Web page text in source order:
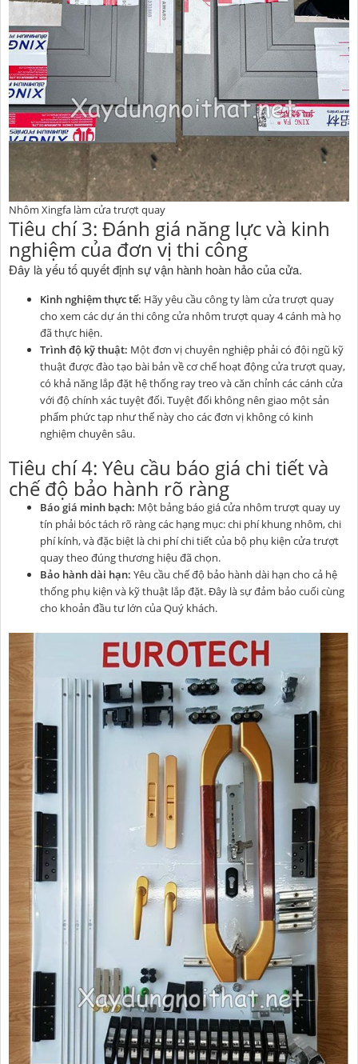
Nhôm Xingfa làm cửa trượt quay
Tiêu chí 3: Đánh giá năng lực và kinh
nghiệm của đơn vị thi công
Đây là yếu tố quyết định sự vận hành hoàn hảo của cửa.
Kinh nghiệm thực tế: Hãy yêu cầu công ty làm cửa trượt quay
cho xem các dự án thi công cửa nhôm trượt quay 4 cánh mà họ
đã thực hiện.
Trình độ kỹ thuật: Một đơn vị chuyên nghiệp phải có đội ngũ kỹ
thuật được đào tạo bài bản về cơ chế hoạt động cửa trượt quay,
có khả năng lắp đặt hệ thống ray treo và căn chỉnh các cánh cửa
với độ chính xác tuyệt đối. Tuyệt đối không nên giao một sản
phẩm phức tạp như thế này cho các đơn vị không có kinh
nghiệm chuyên sâu.
Tiêu chí 4: Yêu cầu báo giá chi tiết và
chế độ bảo hành rõ ràng
Báo giá minh bạch: Một bảng báo giá cửa nhôm trượt quay uy
tín phải bóc tách rõ ràng các hạng mục: chi phí khung nhôm, chi
phí kính, và đặc biệt là chi phí chi tiết của bộ phụ kiện cửa trượt
quay theo đúng thương hiệu đã chọn.
Bảo hành dài hạn: Yêu cầu chế độ bảo hành dài hạn cho cả hệ
thống phụ kiện và kỹ thuật lắp đặt. Đây là sự đảm bảo cuối cùng
cho khoản đầu tư lớn của Quý khách.